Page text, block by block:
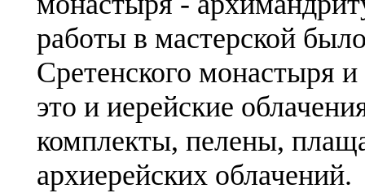
работы в мастерской
Сретенского монастыря
это и иерейские
комплекты, пелены,
архиерейских облачений.